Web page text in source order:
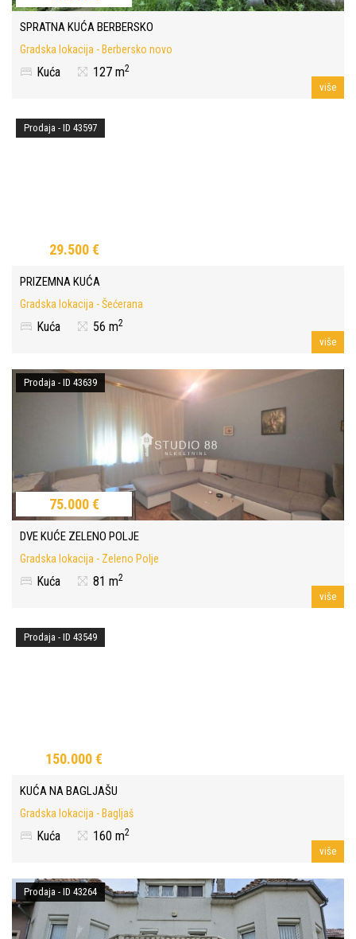
SPRATNA KUĆA BERBERSKO
Gradska lokacija - Berbersko novo
Kuća 127 m2
više
Prodaja - ID 43597
29.500 €
PRIZEMNA KUĆA
Gradska lokacija - Šećerana
Kuća 56 m2
više
Prodaja - ID 43639
75.000 €
DVE KUĆE ZELENO POLJE
Gradska lokacija - Zeleno Polje
Kuća 81 m2
više
Prodaja - ID 43549
150.000 €
KUĆA NA BAGLJAŠU
Gradska lokacija - Bagljaš
Kuća 160 m2
više
Prodaja - ID 43264